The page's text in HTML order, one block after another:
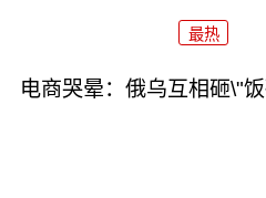
最热
电商哭晕：俄乌互相砸\"